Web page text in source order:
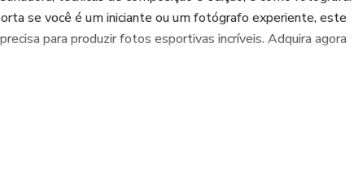
se você é um iniciante ou um fotógrafo experiente, este
para produzir fotos esportivas incríveis. Adquira agora